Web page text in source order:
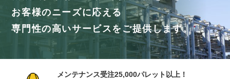
お客様のニーズに応える
専門性の高いサービスをご提供します。
メンテナンス受注25,000パレット以上！